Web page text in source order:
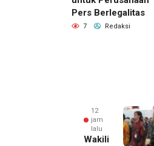
Pers Berlegalitas
7 Redaksi
12
jam
lalu
Wakili